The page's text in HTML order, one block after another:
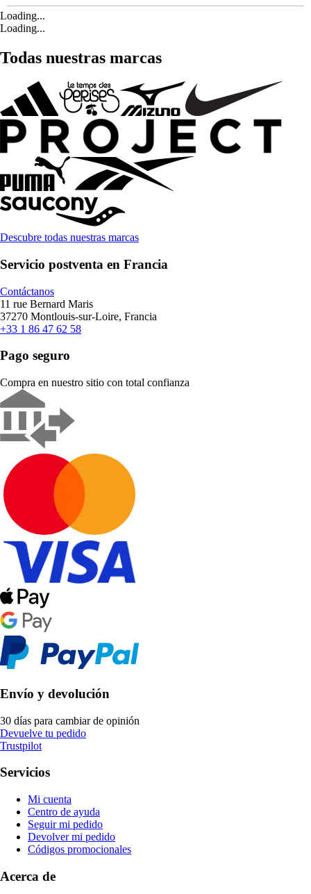
Loading...
Loading...
Todas nuestras marcas
Descubre todas nuestras marcas
Servicio postventa en Francia
Contáctanos
11 rue Bernard Maris
37270 Montlouis-sur-Loire, Francia
+33 1 86 47 62 58
Pago seguro
Compra en nuestro sitio con total confianza
Envío y devolución
30 días para cambiar de opinión
Devuelve tu pedido
Trustpilot
Servicios
Mi cuenta
Centro de ayuda
Seguir mi pedido
Devolver mi pedido
Códigos promocionales
Acerca de